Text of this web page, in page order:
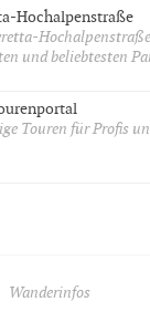
Hochalpenstraße
und beliebtesten
Touren für Profis
Wanderinfos